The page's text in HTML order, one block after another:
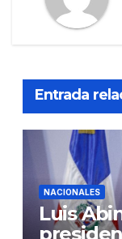
Entrada
NACIONALES
Luis